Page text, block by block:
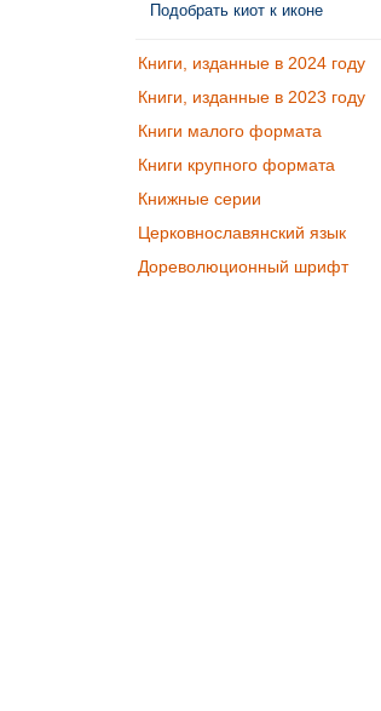
Подобрать киот к иконе
Книги, изданные в 2024 году
Книги, изданные в 2023 году
Книги малого формата
Книги крупного формата
Книжные серии
Церковнославянский язык
Дореволюционный шрифт